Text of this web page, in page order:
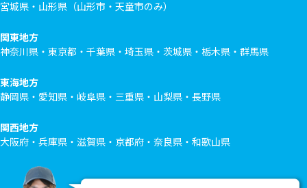
宮城県・山形県（山形市・天童市のみ）
関東地方
神奈川県・東京都・千葉県・埼玉県・茨城県・栃木県・群馬県
東海地方
静岡県・愛知県・岐阜県・三重県・山梨県・長野県
関西地方
大阪府・兵庫県・滋賀県・京都府・奈良県・和歌山県